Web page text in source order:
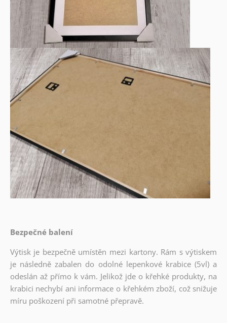
Bezpečné balení
Výtisk je bezpečně umístěn mezi kartony. Rám s výtiskem
je následně zabalen do odolné lepenkové krabice (5vl) a
odeslán až přímo k vám. Jelikož jde o křehké produkty, na
krabici nechybí ani informace o křehkém zboží, což snižuje
míru poškození při samotné přepravě.